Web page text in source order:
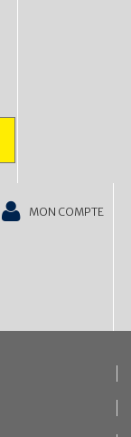
MON COMPTE